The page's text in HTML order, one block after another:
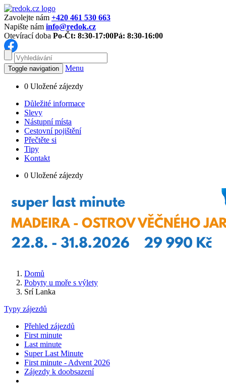
Zavolejte nám +420 461 530 663
Napište nám info@redok.cz
Otevírací doba Po-Čt: 8:30-17:00Pá: 8:30-16:00
Toggle navigation Menu
0 Uložené zájezdy
Důležité informace
Slevy
Nástupní místa
Cestovní pojištění
Přečtěte si
Tipy
Kontakt
0 Uložené zájezdy
Domů
Pobyty u moře s výlety
Srí Lanka
Typy zájezdů
Přehled zájezdů
First minute
Last minute
Super Last Minute
First minute - Advent 2026
Zájezdy k doobsazení